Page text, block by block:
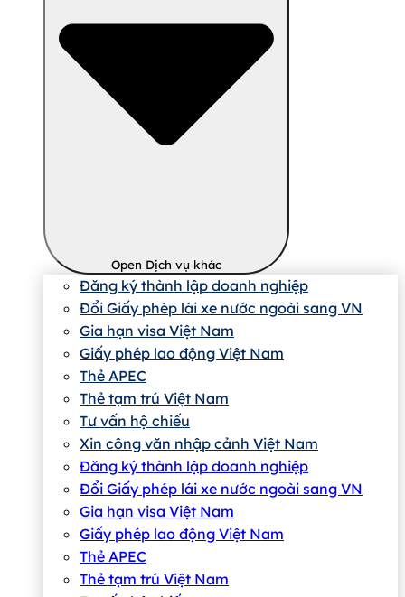
Open Dịch vụ khác
Đăng ký thành lập doanh nghiệp
Đổi Giấy phép lái xe nước ngoài sang VN
Gia hạn visa Việt Nam
Giấy phép lao động Việt Nam
Thẻ APEC
Thẻ tạm trú Việt Nam
Tư vấn hộ chiếu
Xin công văn nhập cảnh Việt Nam
Đăng ký thành lập doanh nghiệp
Đổi Giấy phép lái xe nước ngoài sang VN
Gia hạn visa Việt Nam
Giấy phép lao động Việt Nam
Thẻ APEC
Thẻ tạm trú Việt Nam